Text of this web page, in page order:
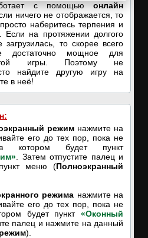
с помощью онлайн
ничего не отображается, то
наберитесь терпения и
Если на протяжении долгого
то скорее всего
достаточно мощное для
этой игры. Поэтому не
найдите другую игру на
в неё!
режим нажмите на
его до тех пор, пока не
котором будет пункт
. Затем отпустите палец и
меню (Полноэкранный
режима нажмите на
его до тех пор, пока не
будет пункт «Оконный
палец и нажмите на данный
).